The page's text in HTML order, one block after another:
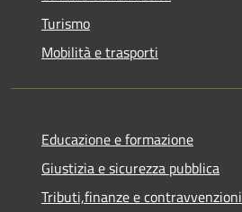
Turismo
Mobilità e trasporti
Educazione e formazione
Giustizia e sicurezza pubblica
Tributi,finanze e contravvenzioni